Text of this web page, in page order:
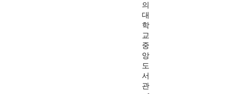
의
대
학
교
중
앙
도
서
관